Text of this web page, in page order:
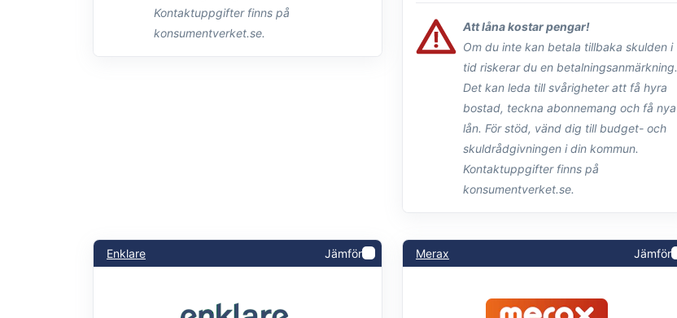
Kontaktuppgifter finns på
konsumentverket.se.
Att låna kostar pengar!
Om du inte kan betala tillbaka skulden i
tid riskerar du en betalningsanmärkning.
Det kan leda till svårigheter att få hyra
bostad, teckna abonnemang och få nya
lån. För stöd, vänd dig till budget- och
skuldrådgivningen i din kommun.
Kontaktuppgifter finns på
konsumentverket.se.
Enklare Jämför Merax Jämför